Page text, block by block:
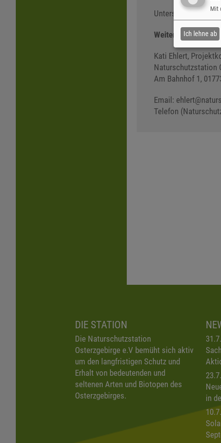
Unterstützen Sie
Weitere
Kati Ehlert,
Naturschutzstation
Am Bahnhof 1,
Email: ehlert@
Telefon
DIE STATION
Die Naturschutzstation
Osterzgebirge e.V bemüht sich aktiv
um den langfristigen Schutz und
Erhalt von bedeutenden und
seltenen Arten und Biotopen des
Osterzgebirges.
in
Mit
Ich lehne ab